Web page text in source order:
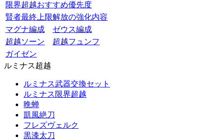
限界超越おすすめ優先度
賢者最終上限解放の強化内容
マグナ編成
ゼウス編成
超越ソーン
超越フュンフ
ガイゼン
ルミナス超越
ルミナス武器交換セット
ルミナス限界超越
晩蝉
凱風絶刀
フレズヴェルク
黒漆太刀